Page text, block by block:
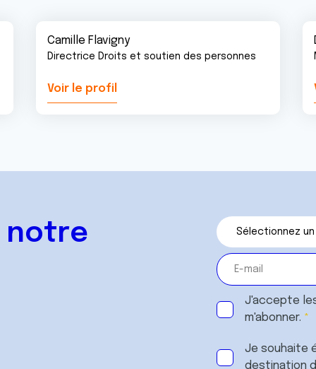
Camille Flavigny
Directrice Droits et soutien des personnes
Voir le profil
notre
J'accepte
m'abonner.
Je souhaite
destination